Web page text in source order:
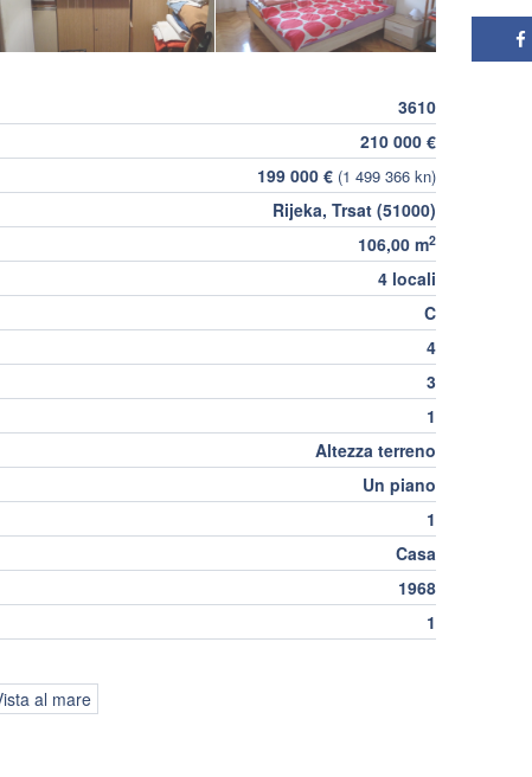
3610
210 000 €
199 000 € (1 499 366 kn)
Rijeka, Trsat (51000)
106,00 m2
4 locali
C
4
3
1
Altezza terreno
Un piano
1
Casa
1968
1
al mare